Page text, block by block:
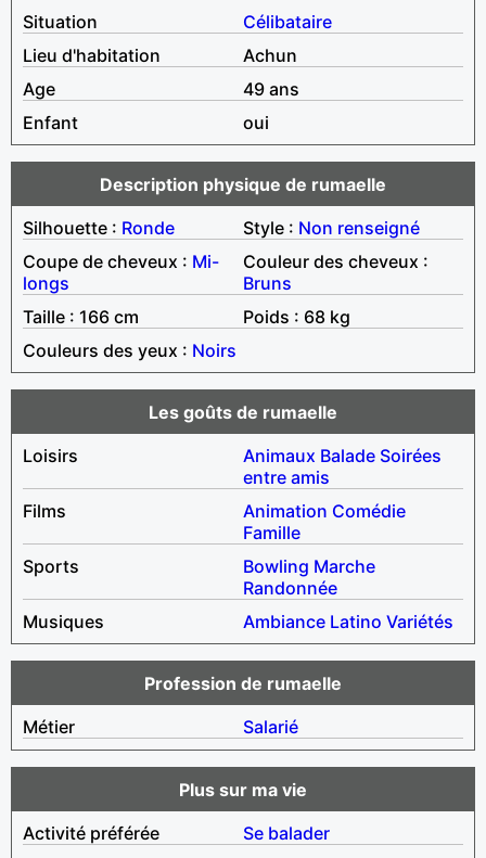
Situation
Célibataire
Lieu d'habitation
Achun
Age
49 ans
Enfant
oui
Description physique de rumaelle
Silhouette : Ronde Style : Non renseigné
Coupe de cheveux : Mi-
longs
Couleur des cheveux :
Bruns
Taille : 166 cm
Poids : 68 kg
Couleurs des yeux : Noirs
Les goûts de rumaelle
Loisirs
Animaux Balade Soirées
entre amis
Films
Animation Comédie
Famille
Sports
Bowling Marche
Randonnée
Musiques
Ambiance Latino Variétés
Profession de rumaelle
Métier
Salarié
Plus sur ma vie
Activité préférée
Se balader